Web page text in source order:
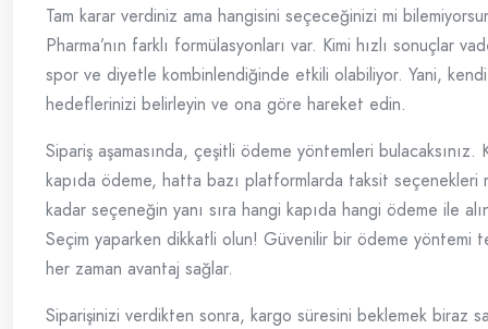
Tam karar verdiniz ama hangisini seçeceğinizi mi
Pharma’nın farklı formülasyonları var. Kimi hızlı sonuçlar
spor ve diyetle kombinlendiğinde etkili olabiliyor. Yani,
hedeflerinizi belirleyin ve ona göre hareket edin.
Sipariş aşamasında, çeşitli ödeme yöntemleri bulacaksınız.
kapıda ödeme, hatta bazı platformlarda taksit seçenekleri
kadar seçeneğin yanı sıra hangi kapıda hangi ödeme ile
Seçim yaparken dikkatli olun! Güvenilir bir ödeme yöntemi
her zaman avantaj sağlar.
Siparişinizi verdikten sonra, kargo süresini beklemek biraz